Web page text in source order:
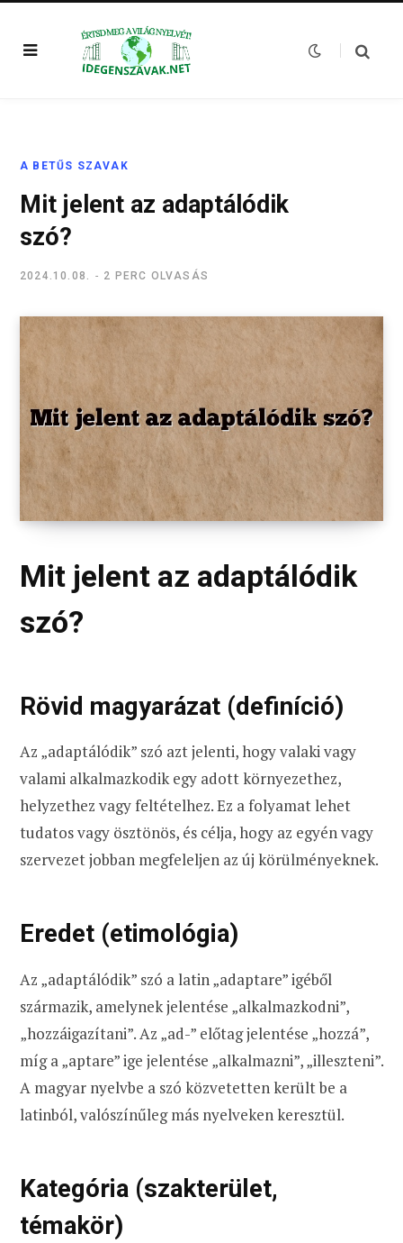
A BETŰS SZAVAK
Mit jelent az adaptálódik
szó?
2024.10.08. 2 PERC OLVASÁS
Mit jelent az adaptálódik
szó?
Rövid magyarázat (definíció)
Az „adaptálódik” szó azt jelenti, hogy valaki vagy
valami alkalmazkodik egy adott környezethez,
helyzethez vagy feltételhez. Ez a folyamat lehet
tudatos vagy ösztönös, és célja, hogy az egyén vagy
szervezet jobban megfeleljen az új körülményeknek.
Eredet (etimológia)
Az „adaptálódik” szó a latin „adaptare” igéből
származik, amelynek jelentése „alkalmazkodni”,
„hozzáigazítani”. Az „ad-” előtag jelentése „hozzá”,
míg a „aptare” ige jelentése „alkalmazni”, „illeszteni”.
A magyar nyelvbe a szó közvetetten került be a
latinból, valószínűleg más nyelveken keresztül.
Kategória (szakterület,
témakör)